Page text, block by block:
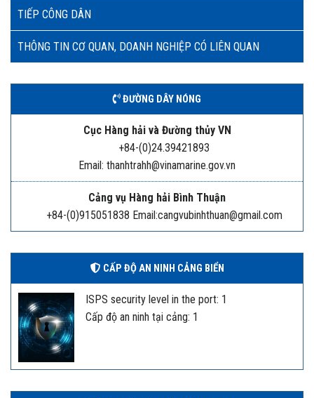
TIẾP CÔNG DÂN
THÔNG TIN CƠ QUAN, DOANH NGHIỆP CÓ LIÊN QUAN
ĐƯỜNG DÂY NÓNG
Cục Hàng hải và Đường thủy VN
+84-(0)24.39421893
Email: thanhtrahh@vinamarine.gov.vn
Cảng vụ Hàng hải Bình Thuận
+84-(0)915051838 Email:cangvubinhthuan@gmail.com
CẤP ĐỘ AN NINH CẢNG BIỂN
ISPS security level in the port: 1
Cấp độ an ninh tại cảng: 1